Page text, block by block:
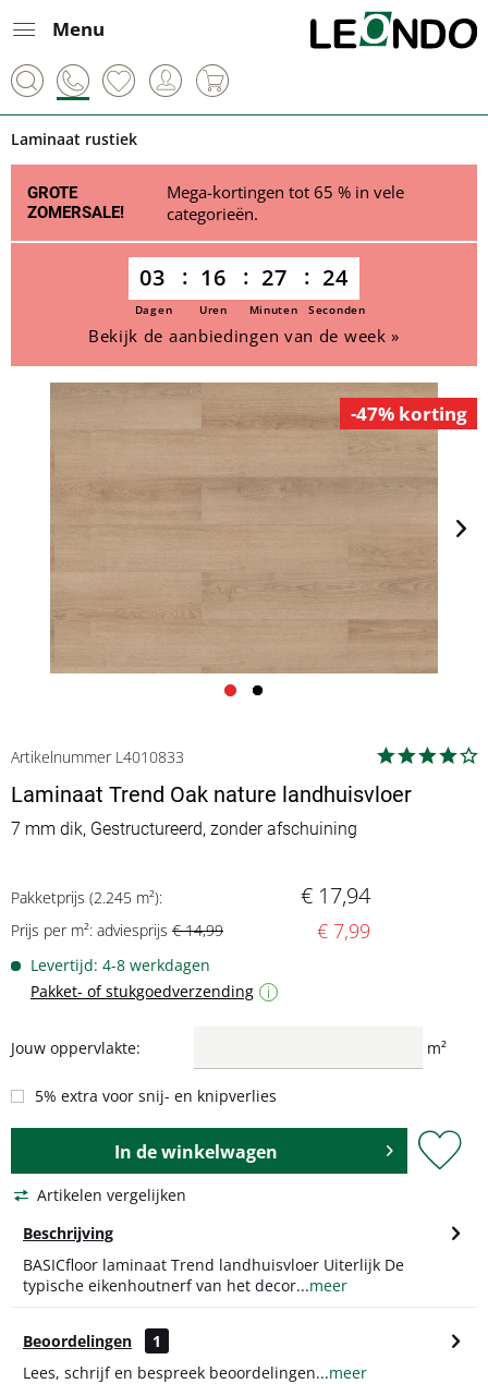
Menu
Laminaat rustiek
GROTE
ZOMERSALE!
Mega-kortingen tot 65 % in vele
categorieën.
03 16 27 24
Dagen Uren Minuten Seconden
Bekijk de aanbiedingen van de week »
-47% korting
Artikelnummer L4010833
Laminaat Trend Oak nature landhuisvloer
7 mm dik, Gestructureerd, zonder afschuining
Pakketprijs (2.245 m²): € 17,94
Prijs per m²: adviesprijs € 14,99 € 7,99
Levertijd: 4-8 werkdagen
Pakket- of stukgoedverzending
i
Jouw oppervlakte: m²
5% extra voor snij- en knipverlies
In dewinkelwagen
Artikelen vergelijken
Beschrijving
BASICfloor laminaat Trend landhuisvloer Uiterlijk De
typische eikenhoutnerf van het decor...meer
Beoordelingen
1
Lees, schrijf en bespreek beoordelingen...meer